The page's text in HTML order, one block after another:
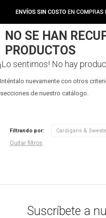
NO SE HAN
PRODUCTOS
¡Lo sentimos! No hay
Inténtalo nuevamente con otros
secciones de nuestro catálogo.
Filtrando por: Cardigans &
Quitar filtros
Suscríbete a